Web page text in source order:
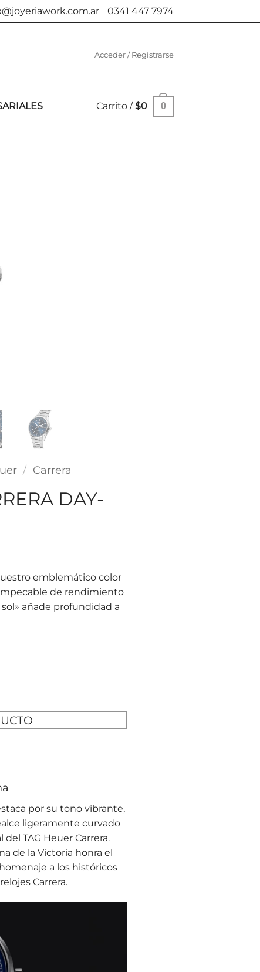
0341 447 7974
Acceder / Registrarse
Carrito /$0 0
/ Carrera
DAY-
emblemático color
de rendimiento
añade profundidad a
por su tono vibrante,
ligeramente curvado
TAG Heuer Carrera.
de la Victoria honra el
a los históricos
Carrera.